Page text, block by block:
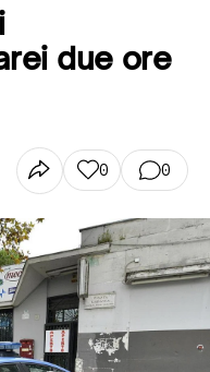
due ore
0 0